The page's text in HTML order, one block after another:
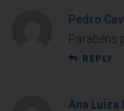
Pedro
Parabéns
REPLY
Ana Luiza